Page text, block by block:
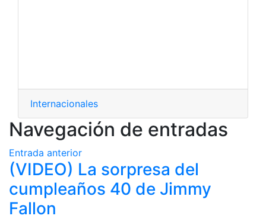
Internacionales
Navegación de entradas
Entrada anterior
(VIDEO) La sorpresa del
cumpleaños 40 de Jimmy
Fallon